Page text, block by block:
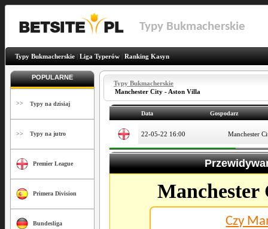
Typy Bukmacherskie
Typy Bukmacherskie Liga Typerów Ranking Kasyn
POPULARNE
>> Typy na dzisiaj
>> Typy na jutro
Premier League
Primera Division
Bundesliga
Typy Bukmacherskie
Manchester City - Aston Villa
Data Gospodarz
22-05-22 16:00 Manchester
Manchester
Czy